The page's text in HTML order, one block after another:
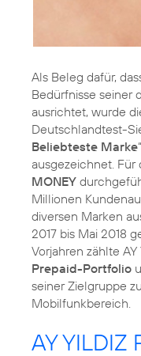
Als Beleg dafür,
Bedürfnisse seiner
ausrichtet, wurde
Deutschlandtest-
Beliebteste Marke
ausgezeichnet. Für
MONEY
Millionen
diversen Marken
2017 bis Mai 2018
Vorjahren zählte
Prepaid-Portfolio
seiner Zielgruppe
Mobilfunkbereich.
AY